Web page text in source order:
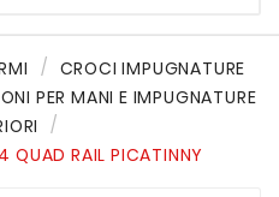
CROCI IMPUGNATURE
PER MANI E IMPUGNATURE
QUAD RAIL PICATINNY